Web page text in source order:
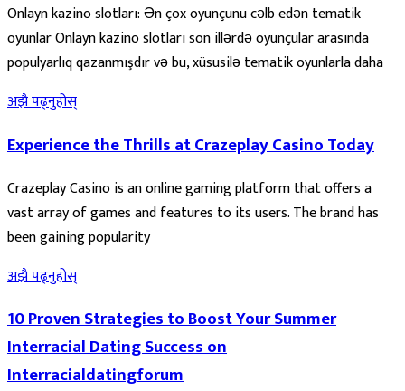
Onlayn kazino slotları: Ən çox oyunçunu cəlb edən tematik
oyunlar Onlayn kazino slotları son illərdə oyunçular arasında
populyarlıq qazanmışdır və bu, xüsusilə tematik oyunlarla daha
अझै पढ्नुहोस्
Experience the Thrills at Crazeplay Casino Today
Crazeplay Casino is an online gaming platform that offers a
vast array of games and features to its users. The brand has
been gaining popularity
अझै पढ्नुहोस्
10 Proven Strategies to Boost Your Summer
Interracial Dating Success on
Interracialdatingforum